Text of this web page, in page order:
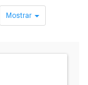
Mostrar